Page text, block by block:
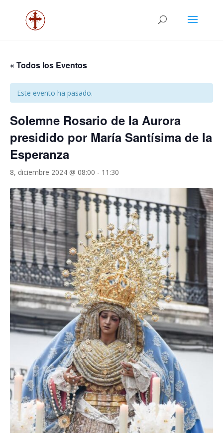
« Todos los Eventos
Este evento ha pasado.
Solemne Rosario de la Aurora
presidido por María Santísima de la
Esperanza
8, diciembre 2024 @ 08:00 - 11:30